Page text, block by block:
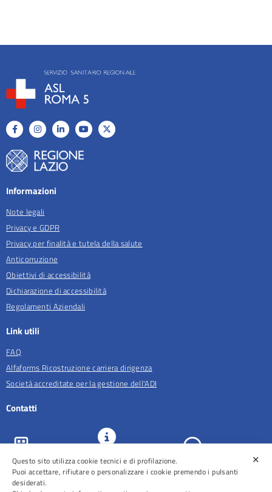
Informazioni
Note legali
Privacy e GDPR
Privacy per finalità e tutela della salute
Anticorruzione
Obiettivi di accessibilità
Dichiarazione di accessibilità
Regolamenti Aziendali
Link utili
FAQ
Alfaforms Ricostruzione carriera dirigenza
Società accreditate per la gestione dell'ADI
Contatti
ASL Roma 5
URP e
Comunicazione
Prenotazioni
✕
Questo sito utilizza cookie tecnici e di profilazione.
Puoi accettare, rifiutare o personalizzare i cookie premendo i pulsanti
desiderati.